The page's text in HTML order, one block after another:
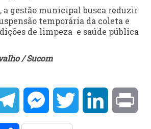
gestão municipal busca reduzir
temporária da coleta e
de limpeza e saúde pública
/ Sucom
TelegramMessengerTwitter LinkedIn